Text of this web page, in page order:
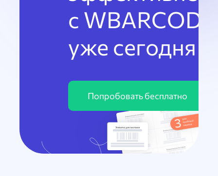
с WBARCODE
уже сегодня
Попробовать бесплатно